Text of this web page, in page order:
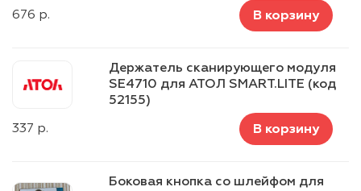
676 р. В корзину
Держатель сканирующего модуля
SE4710 для АТОЛ SMART.LITE (код
52155)
337 р. В корзину
Боковая кнопка со шлейфом для